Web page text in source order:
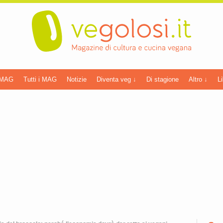
Tutti i MAG Notizie Diventa veg ↓ Di stagione Altro ↓